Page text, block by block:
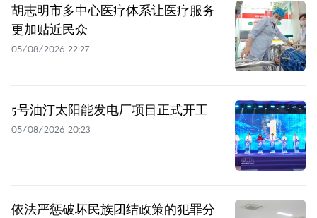
胡志明市多中心医疗体系让医疗服务
更加贴近民众
05/08/2026 22:27
5号油汀太阳能发电厂项目正式开工
05/08/2026 20:23
依法严惩破坏民族团结政策的犯罪分